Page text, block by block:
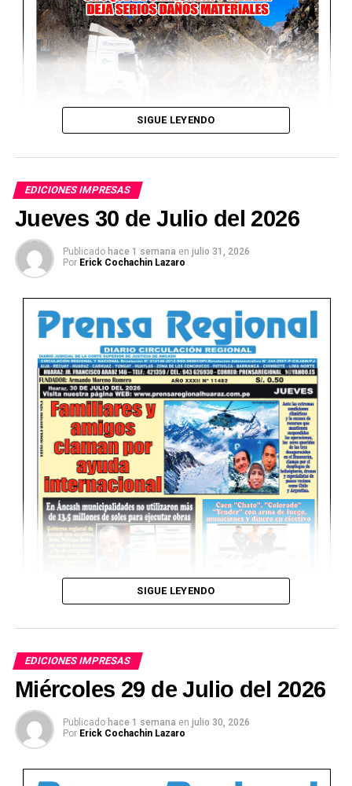
SIGUE LEYENDO
EDICIONES IMPRESAS
Jueves 30 de Julio del 2026
Publicado hace 1 semana en julio 31, 2026
Por Erick Cochachin Lazaro
SIGUE LEYENDO
EDICIONES IMPRESAS
Miércoles 29 de Julio del 2026
Publicado hace 1 semana en julio 30, 2026
Por Erick Cochachin Lazaro